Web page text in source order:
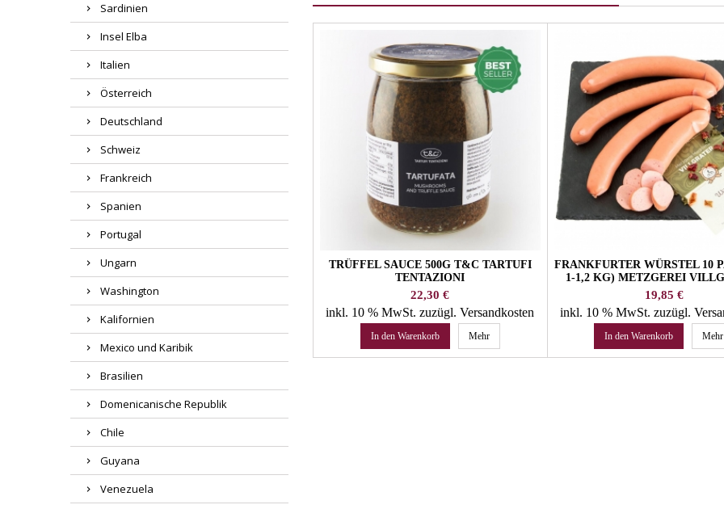
Sardinien
Insel Elba
Italien
Österreich
Deutschland
Schweiz
Frankreich
Spanien
Portugal
Ungarn
Washington
Kalifornien
Mexico und Karibik
Brasilien
Domenicanische Republik
Chile
Guyana
Venezuela
TRÜFFEL SAUCE 500G T&C TARTUFI
TENTAZIONI
Preis
22,30 €
inkl. 10 % MwSt.zuzügl. Versandkosten
In den Warenkorb Mehr
FRANKFURTER WÜRSTEL 10
1-1,2 KG) METZGEREI
SEXTEN
Preis
19,85 €
inkl. 10 % MwSt. zuzügl.
In den Warenkorb Mehr